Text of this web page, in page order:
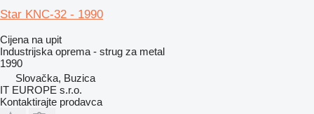
Star KNC-32 - 1990
Cijena na upit
Industrijska oprema - strug za metal
1990
Slovačka, Buzica
IT EUROPE s.r.o.
Kontaktirajte prodavca